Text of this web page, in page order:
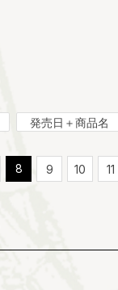
発売日＋商品名
8 9 10 11